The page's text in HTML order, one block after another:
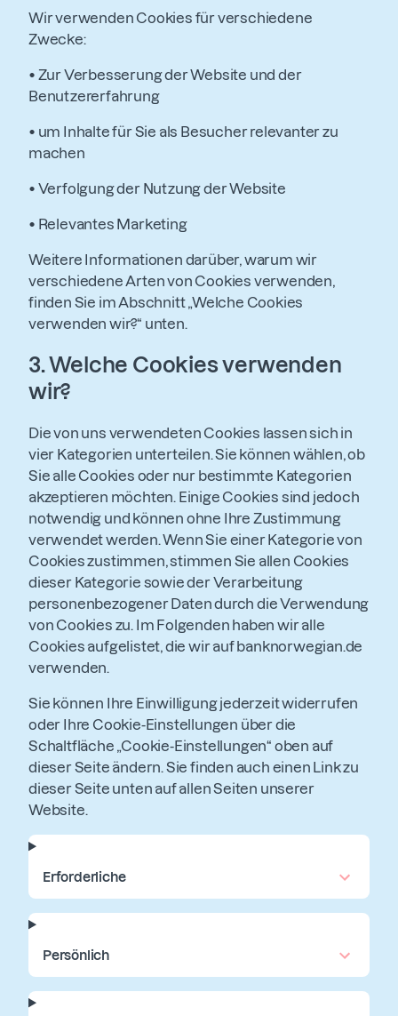
Wir verwenden Cookies für verschiedene
Zwecke:
• Zur Verbesserung der Website und der
Benutzererfahrung
• um Inhalte für Sie als Besucher relevanter zu
machen
• Verfolgung der Nutzung der Website
• Relevantes Marketing
Weitere Informationen darüber, warum wir
verschiedene Arten von Cookies verwenden,
finden Sie im Abschnitt „Welche Cookies
verwenden wir?“ unten.
3.Welche Cookies verwenden
wir?
Die von uns verwendeten Cookies lassen sich in
vier Kategorien unterteilen. Sie können wählen, ob
Sie alle Cookies oder nur bestimmte Kategorien
akzeptieren möchten. Einige Cookies sind jedoch
notwendig und können ohne Ihre Zustimmung
verwendet werden. Wenn Sie einer Kategorie von
Cookies zustimmen, stimmen Sie allen Cookies
dieser Kategorie sowie der Verarbeitung
personenbezogener Daten durch die Verwendung
von Cookies zu. Im Folgenden haben wir alle
Cookies aufgelistet, die wir auf banknorwegian.de
verwenden.
Sie können Ihre Einwilligung jederzeit widerrufen
oder Ihre Cookie-Einstellungen über die
Schaltfläche „Cookie-Einstellungen“ oben auf
dieser Seite ändern. Sie finden auch einen Link zu
dieser Seite unten auf allen Seiten unserer
Website.
Erforderliche
Persönlich